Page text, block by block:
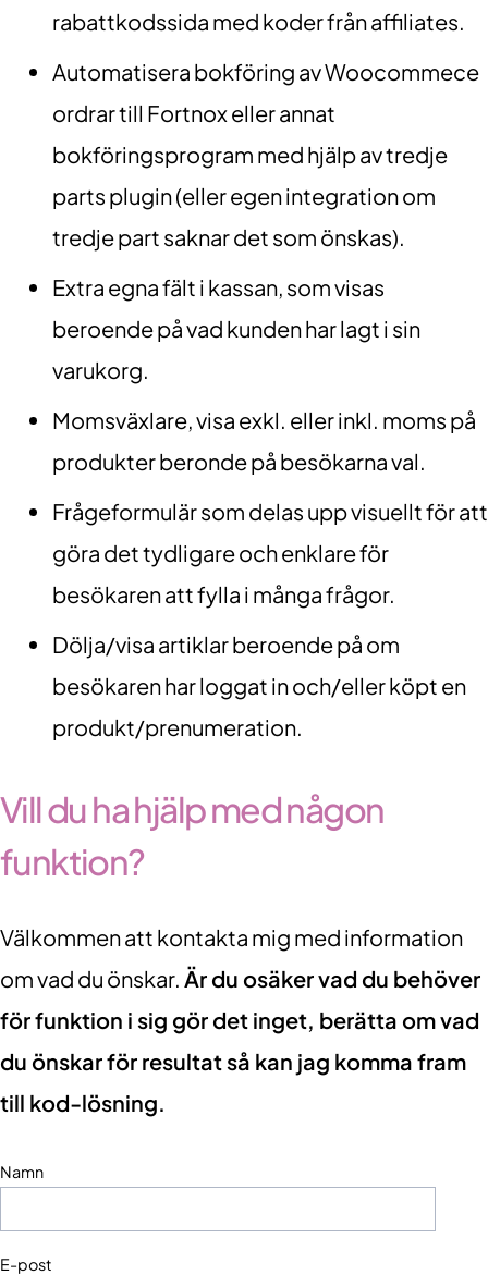
rabattkodssida med koder från affiliates.
Automatisera bokföring av Woocommece
ordrar till Fortnox eller annat
bokföringsprogram med hjälp av tredje
parts plugin (eller egen integration om
tredje part saknar det som önskas).
Extra egna fält i kassan, som visas
beroende på vad kunden har lagt i sin
varukorg.
Momsväxlare, visa exkl. eller inkl. moms på
produkter beronde på besökarna val.
Frågeformulär som delas upp visuellt för att
göra det tydligare och enklare för
besökaren att fylla i många frågor.
Dölja/visa artiklar beroende på om
besökaren har loggat in och/eller köpt en
produkt/prenumeration.
Vill du ha hjälp med någon
funktion?
Välkommen att kontakta mig med information
om vad du önskar. Är du osäker vad du behöver
för funktion i sig gör det inget, berätta om vad
du önskar för resultat så kan jag komma fram
till kod-lösning.
Namn
E-post